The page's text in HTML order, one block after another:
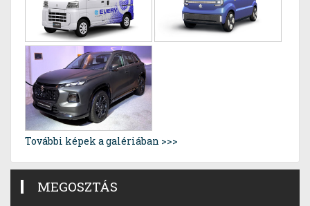
További képek a galériában >>>
MEGOSZTÁS